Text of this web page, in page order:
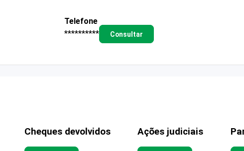
Telefone
**********
Consultar
Cheques devolvidos Ações judiciais